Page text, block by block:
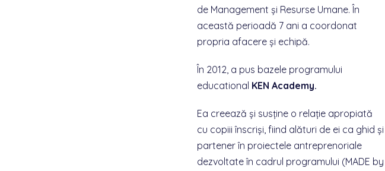
de Management și Resurse Umane. În
această perioadă 7 ani a coordonat
propria afacere și echipă.
În 2012, a pus bazele programului
educational KEN Academy.
Ea creează și susține o relație apropiată
cu copiii înscriși, fiind alături de ei ca ghid și
partener în proiectele antreprenoriale
dezvoltate în cadrul programului (MADE by